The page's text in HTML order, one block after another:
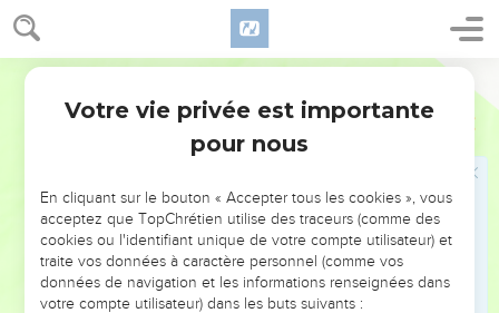
1 Rois 7
Le roi les fit fondre dans la plaine du *Jourdain, dans des
couches d’argile, entre Soukkoth et Tsartân.
Salomon mit en place tous ces objets ; on ne pouvait
évaluer le poids de bronze utilisé, car la quantité en était
trop grande.
Il fit encore fabriquer tous les autres objets destinés au
sur laquelle on plaçait les pains exposés devant l’Eternel,
les chandeliers d’or fin avec leurs lampes, placés cinq à
droite et cinq à gauche devant la salle du fond, avec leurs
fleurons, leurs lampes et les mouchettes en or,
Votre vie privée est importante
pour nous
En cliquant sur le bouton « Accepter tous les cookies », vous
acceptez que TopChrétien utilise des traceurs (comme des
cookies ou l'identifiant unique de votre compte utilisateur) et
traite vos données à caractère personnel (comme vos
données de navigation et les informations renseignées dans
votre compte utilisateur) dans les buts suivants :